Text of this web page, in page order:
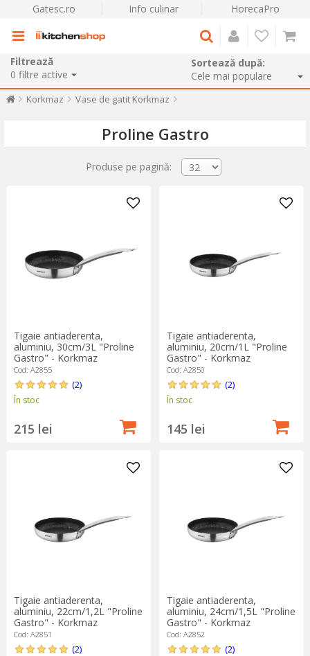
Gatesc.ro Info culinar HorecaPro
Filtrează
0 filtre active
Sortează după:
Korkmaz Vase de gatit Korkmaz
Proline Gastro
Produse pe pagină:
Tigaie antiaderenta,
aluminiu, 30cm/3L "Proline
Gastro" - Korkmaz
Cod: A2855
(2)
În stoc
215 lei
Tigaie antiaderenta,
aluminiu, 20cm/1L "Proline
Gastro" - Korkmaz
Cod: A2850
(2)
În stoc
145 lei
Tigaie antiaderenta,
aluminiu, 22cm/1,2L "Proline
Gastro" - Korkmaz
Cod: A2851
(2)
Tigaie antiaderenta,
aluminiu, 24cm/1,5L "Proline
Gastro" - Korkmaz
Cod: A2852
(2)